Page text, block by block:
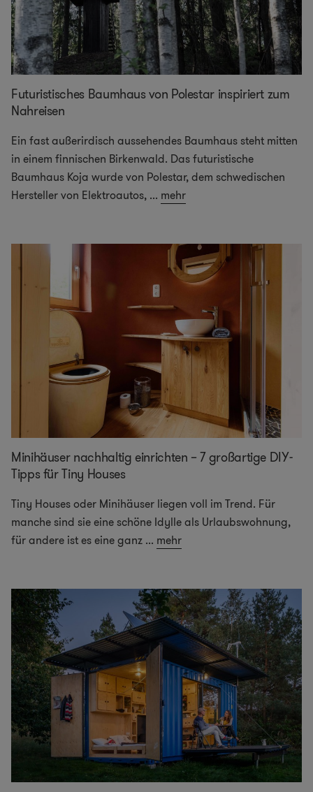
Futuristisches Baumhaus von Polestar inspiriert zum
Nahreisen
Ein fast außerirdisch aussehendes Baumhaus steht mitten
in einem finnischen Birkenwald. Das futuristische
Baumhaus Koja wurde von Polestar, dem schwedischen
Hersteller von Elektroautos, ... mehr
Minihäuser nachhaltig einrichten – 7 großartige DIY-
Tipps für Tiny Houses
Tiny Houses oder Minihäuser liegen voll im Trend. Für
manche sind sie eine schöne Idylle als Urlaubswohnung,
für andere ist es eine ganz ... mehr